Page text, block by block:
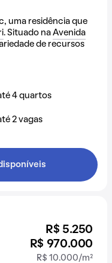
uma residência que
. Situado na Avenida
de recursos
4 quartos
2 vagas
R$ 5.250
R$ 970.000
R$ 10.000/m²